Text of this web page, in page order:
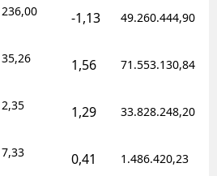
Kars
Kırklareli
236,00 -1,13 49.260.444,90
35,26 1,56 71.553.130,84
2,35 1,29 33.828.248,20
7,33 0,41 1.486.420,23